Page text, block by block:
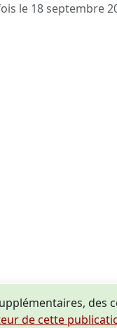
le 18 septembre
de cette